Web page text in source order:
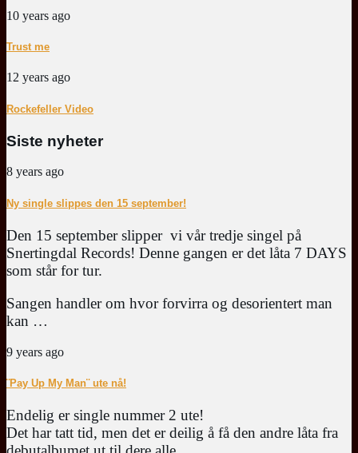
10 years ago
Trust me
12 years ago
Rockefeller Video
Siste nyheter
8 years ago
Ny single slippes den 15 september!
Den 15 september slipper vi vår tredje singel på
Snertingdal Records! Denne gangen er det låta 7 DAYS
som står for tur.
Sangen handler om hvor forvirra og desorientert man
kan …
9 years ago
¨Pay Up My Man¨ ute nå!
Endelig er single nummer 2 ute!
Det har tatt tid, men det er deilig å få den andre låta fra